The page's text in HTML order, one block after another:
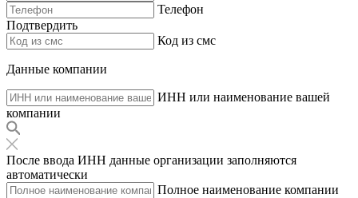
Телефон
Подтвердить
Код из смс
Данные компании
ИНН или наименование вашей
компании
После ввода ИНН данные организации заполняются
автоматически
Полное наименование компании